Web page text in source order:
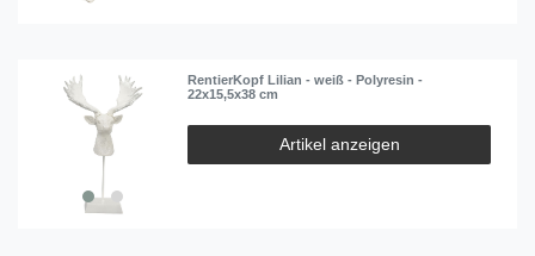
RentierKopf Lilian - weiß - Polyresin -
22x15,5x38 cm
Artikel anzeigen